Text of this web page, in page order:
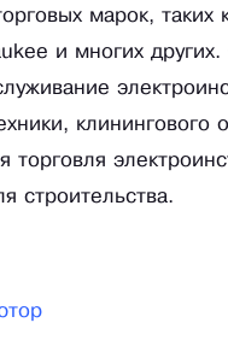
марок,
и многих
клинингового
торговля
строительства.